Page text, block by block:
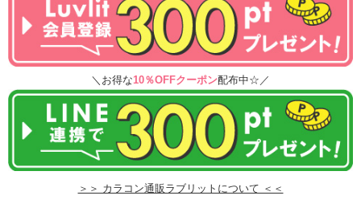
＼お得な10％OFFクーポン配布中☆／
＞＞ カラコン通販ラブリットについて ＜＜